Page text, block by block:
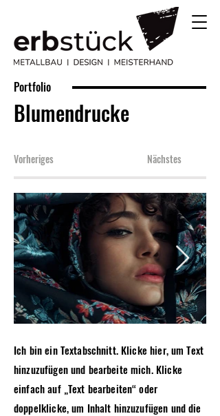
Portfolio
Blumendrucke
Vorheriges Nächstes
Ich bin ein Textabschnitt. Klicke hier, um Text
hinzuzufügen und bearbeite mich. Klicke
einfach auf „Text bearbeiten“ oder
doppelklicke, um Inhalt hinzuzufügen und die